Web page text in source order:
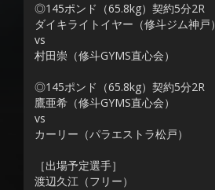
◎145ポンド（65.8kg）契約5分2R
ダイキライトイヤー（修斗ジム神戸）
vs
村田崇（修斗GYMS直心会）
◎145ポンド（65.8kg）契約5分2R
鷹亜希（修斗GYMS直心会）
vs
カーリー（パラエストラ松戸）
［出場予定選手］
渡辺久江（フリー）